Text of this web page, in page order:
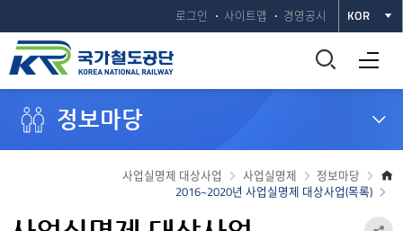
로그인 사이트맵 경영공시 KOR
통
합
색
전체메뉴 열기
정보마당
홈
정보마당
사업실명제
사업실명제 대상사업
2016~2020년 사업실명제 대상사업(목록)